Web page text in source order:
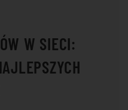
W SIECI: